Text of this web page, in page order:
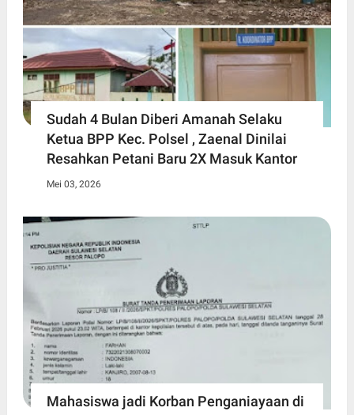
Sudah 4 Bulan Diberi Amanah Selaku
Ketua BPP Kec. Polsel , Zaenal Dinilai
Resahkan Petani Baru 2X Masuk Kantor
Mei 03, 2026
Mahasiswa jadi Korban Penganiayaan di